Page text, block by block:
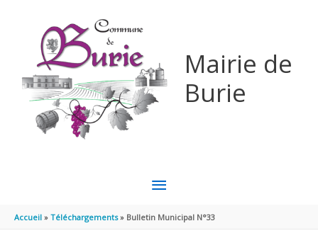
Mairie de
Burie
MENU
PRINCIPAL
Accueil Téléchargements Bulletin Municipal N°33